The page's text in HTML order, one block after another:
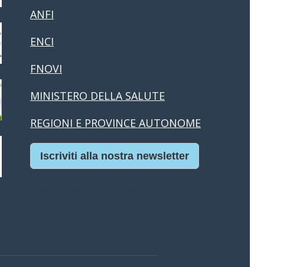
ANFI
ENCI
FNOVI
MINISTERO DELLA SALUTE
REGIONI E PROVINCE AUTONOME
Iscriviti alla nostra newsletter